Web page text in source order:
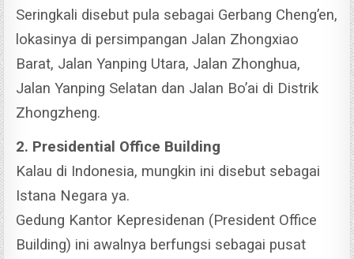
Seringkali disebut pula sebagai Gerbang Cheng’en,
lokasinya di persimpangan Jalan Zhongxiao
Barat, Jalan Yanping Utara, Jalan Zhonghua,
Jalan Yanping Selatan dan Jalan Bo’ai di Distrik
Zhongzheng.
2. Presidential Office Building
Kalau di Indonesia, mungkin ini disebut sebagai
Istana Negara ya.
Gedung Kantor Kepresidenan (President Office
Building) ini awalnya berfungsi sebagai pusat